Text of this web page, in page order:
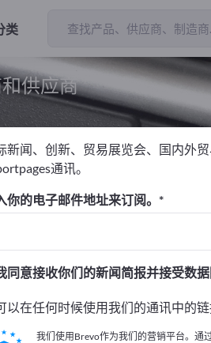
类
供应商
磨膏
！
開始
司與產品資訊。
布資訊
新闻、创新、贸易展览会、国内外
通讯。
你的电子邮件地址来订阅。
同意接收你们的新闻简报并接受数据
以在任何时候使用我们的通讯中的链
我们使用Brevo作为我们的营销平台。通